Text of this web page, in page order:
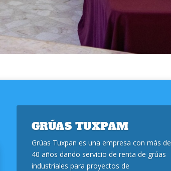
GRÚAS TUXPAM
Grúas Tuxpan es una empresa con más de
40 años dando servicio de renta de grúas
industriales para proyectos de